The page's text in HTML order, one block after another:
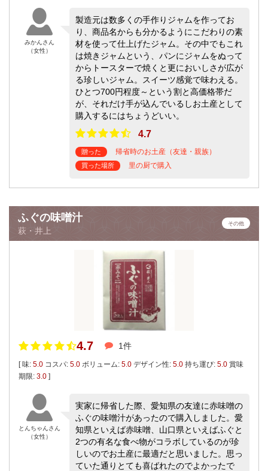
みかんさん
（女性）
製造元は数多くの手作りジャムを作ってお
り、商品名からも分かるようにこだわりの素
材を使って仕上げたジャム。その中でもこれ
は焼きジャムという、パンにジャムをぬって
からトースターで焼くと更においしさが広が
る珍しいジャム。スイーツ感覚で味わえる。
ひとつ700円程度～という割と高価格帯だ
が、それだけ手が込んでいるしお土産として
購入するにはちょうどいい。
4.7
贈った 帰省時のお土産（友達・親族）
買った場所 里の厨で購入
ふぐの味噌汁
萩・井上
その他
4.7 1件
[ 味: 5.0 コスパ: 5.0 ボリューム: 5.0 デザイン性: 5.0 持ち運び: 5.0 賞味
期限: 3.0 ]
とんちゃんさん
（女性）
実家に帰省した際、愛知県の友達に赤味噌の
ふぐの味噌汁があったので購入しました。愛
知県といえば赤味噌、山口県といえばふぐと
2つの有名な食べ物がコラボしているのが珍
しいのでお土産に最適だと思いました。思っ
ていた通りとても喜ばれたのでよかったで